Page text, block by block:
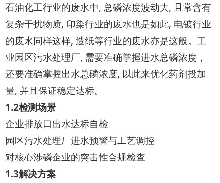
石油化工行业的废水中, 总磷浓度波动大, 且常含有
复杂干扰物质, 印染行业的废水也是如此, 电镀行业
的废水同样这样, 造纸等行业的废水亦是这般。工
业园区污水处理厂, 需要准确掌握进水总磷浓度，
还要准确掌握出水总磷浓度, 以此来优化药剂投加
量, 并且保证稳定达标。
1.2检测场景
企业排放口出水达标自检
园区污水处理厂进水预警与工艺调控
对核心涉磷企业的突击性合规检查
1.3解决方案